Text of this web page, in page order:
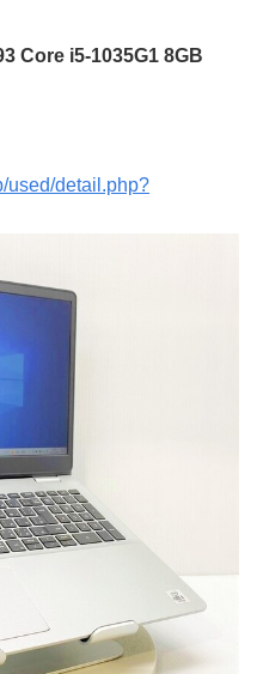
Core i5-1035G1 8GB
used/detail.php?